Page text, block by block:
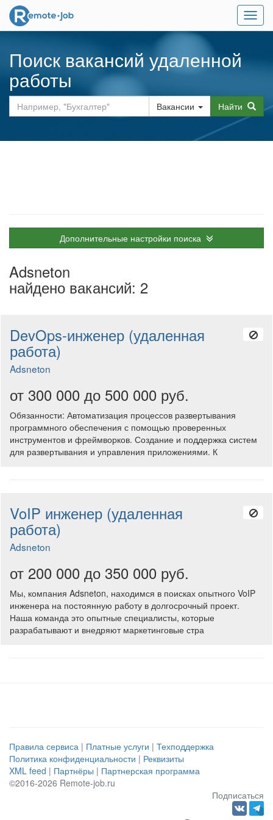
Меню
Поиск вакансий удаленной
работы
Вакансии Найти
Дополнительные настройки поиска
Adsneton
найдено вакансий: 2
DevOps-инженер (удаленная
работа)
Adsneton
от 300 000 до 500 000 руб.
Обязанности: Автоматизация процессов развертывания
программного обеспечения с помощью проверенных
инструментов и фреймворков. Создание и поддержка систем
для развертывания и управления приложениями. К
VoIP инженер (удаленная
работа)
Adsneton
от 200 000 до 350 000 руб.
Мы, компания Adsneton, находимся в поисках опытного VoIP
инженера на постоянную работу в долгосрочный проект.
Наша команда это опытные специалисты, которые
разрабатывают и внедряют маркетинговые стра
Правила сервиса | Платные услуги | Техподдержка
Политика конфиденциальности | Реквизиты
XML feed | Партнёры | Партнерская программа
©2016-2026 Remote-job.ru
Подписаться